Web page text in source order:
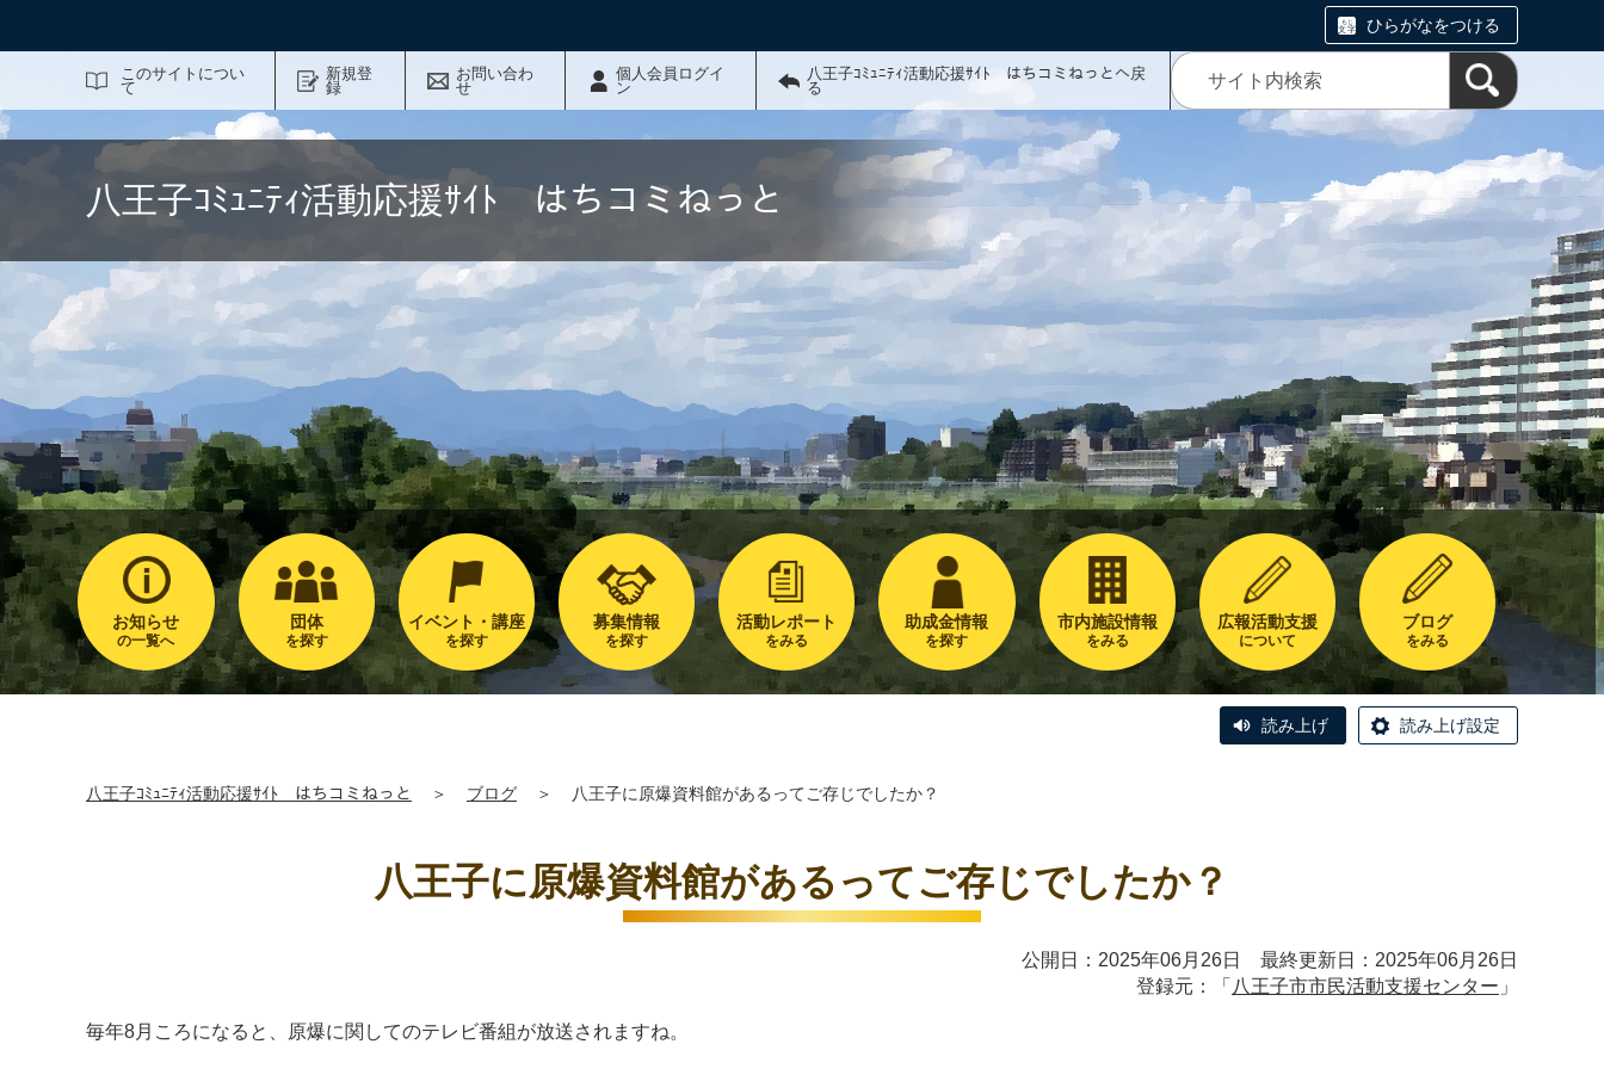
ひらがなをつける
このサイトについ
て
新規登
録
お問い合わ
せ
個人会員ログイ
ン
八王子ｺﾐｭﾆﾃｨ活動応援ｻｲﾄ はちコミねっとへ戻
る
八王子ｺﾐｭﾆﾃｨ活動応援ｻｲﾄ はちコミねっと
お知らせ
の一覧へ
団体
を探す
イベント・講座
を探す
募集情報
を探す
活動レポート
をみる
助成金情報
を探す
市内施設情報
をみる
広報活動支援
について
ブログ
をみる
読み上げ 読み上げ設定
八王子ｺﾐｭﾆﾃｨ活動応援ｻｲﾄ はちコミねっと ＞ ブログ ＞ 八王子に原爆資料館があるってご存じでしたか？
八王子に原爆資料館があるってご存じでしたか？
公開日：2025年06月26日 最終更新日：2025年06月26日
登録元：「 八王子市市民活動支援センター 」
毎年8月ころになると、原爆に関してのテレビ番組が放送されますね。